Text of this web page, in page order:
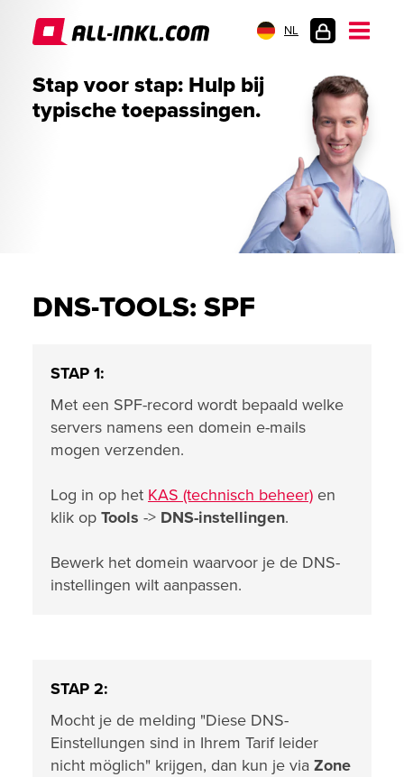
NL
Stap voor stap: Hulp bij
typische toepassingen.
DNS-TOOLS: SPF
STAP 1:
Met een SPF-record wordt bepaald welke
servers namens een domein e-mails
mogen verzenden.
Log in op het KAS (technisch beheer) en
klik op Tools -> DNS-instellingen.
Bewerk het domein waarvoor je de DNS-
instellingen wilt aanpassen.
STAP 2:
Mocht je de melding "Diese DNS-
Einstellungen sind in Ihrem Tarif leider
nicht möglich" krijgen, dan kun je via Zone